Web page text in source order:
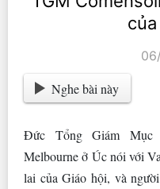
Nghe bài này
Đức Tổng Giám Mục
Melbourne ở Úc nói với
lai của Giáo hội, và